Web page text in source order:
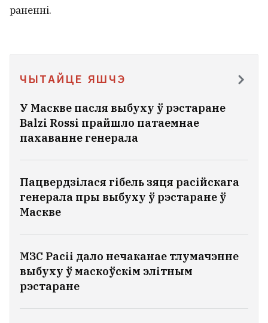
раненні.
ЧЫТАЙЦЕ ЯШЧЭ
У Маскве пасля выбуху ў рэстаране
Balzi Rossi прайшло патаемнае
пахаванне генерала
Пацвердзілася гібель зяця расійскага
генерала пры выбуху ў рэстаране ў
Маскве
МЗС Расіі дало нечаканае тлумачэнне
выбуху ў маскоўскім элітным
рэстаране